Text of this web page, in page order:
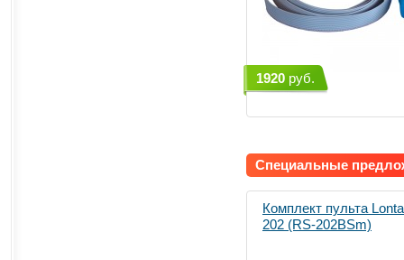
1920 руб.
Специальные
Комплект пульта
202 (RS-202BSm)